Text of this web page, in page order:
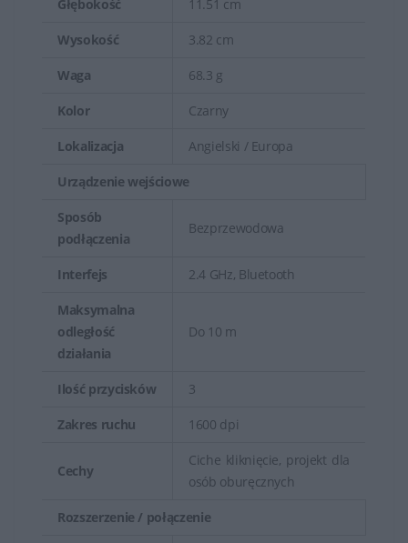
Głębokość 11.51 cm
Wysokość 3.82 cm
Waga 68.3 g
Kolor Czarny
Lokalizacja Angielski / Europa
Urządzenie wejściowe
Sposób
podłączenia
Bezprzewodowa
Interfejs 2.4 GHz, Bluetooth
Maksymalna
odległość
działania
Do 10 m
Ilość przycisków 3
Zakres ruchu 1600 dpi
Cechy
Ciche kliknięcie, projekt dla
osób oburęcznych
Rozszerzenie / połączenie